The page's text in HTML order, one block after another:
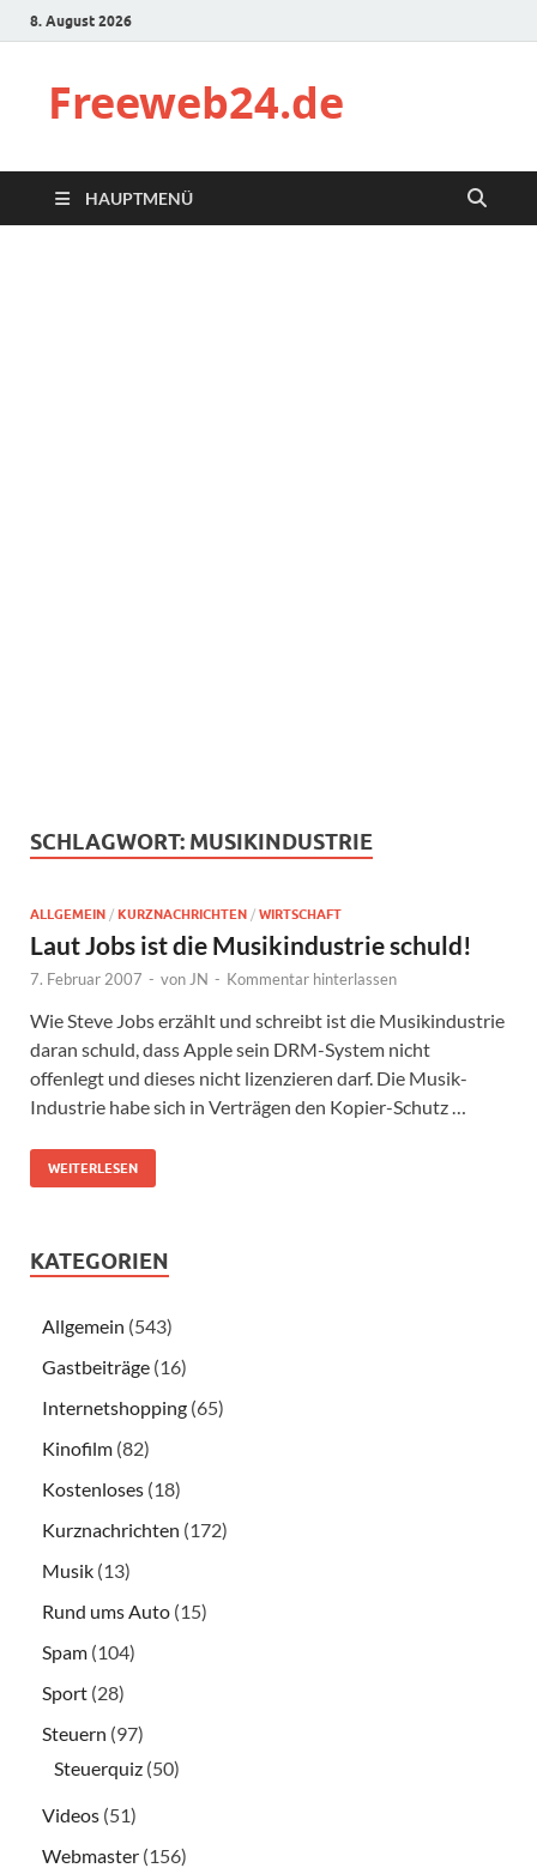
8. August 2026
Freeweb24.de
HAUPTMENÜ
SCHLAGWORT: MUSIKINDUSTRIE
ALLGEMEIN / KURZNACHRICHTEN / WIRTSCHAFT
Laut Jobs ist die Musikindustrie schuld!
7. Februar 2007 - von JN - Kommentar hinterlassen
Wie Steve Jobs erzählt und schreibt ist die Musikindustrie
daran schuld, dass Apple sein DRM-System nicht
offenlegt und dieses nicht lizenzieren darf. Die Musik-
Industrie habe sich in Verträgen den Kopier-Schutz …
WEITERLESEN
KATEGORIEN
Allgemein (543)
Gastbeiträge (16)
Internetshopping (65)
Kinofilm (82)
Kostenloses (18)
Kurznachrichten (172)
Musik (13)
Rund ums Auto (15)
Spam (104)
Sport (28)
Steuern (97)
Steuerquiz (50)
Videos (51)
Webmaster (156)